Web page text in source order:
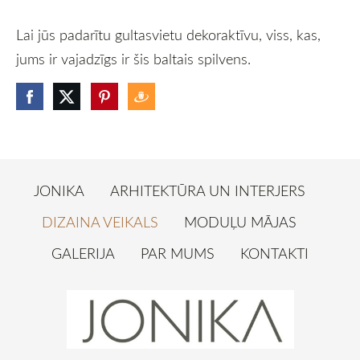
Lai jūs padarītu gultasvietu dekoraktīvu, viss, kas,
jums ir vajadzīgs ir šis baltais spilvens.
JONIKA
ARHITEKTŪRA UN INTERJERS
DIZAINA VEIKALS
MODUĻU MĀJAS
GALERIJA
PAR MUMS KONTAKTI